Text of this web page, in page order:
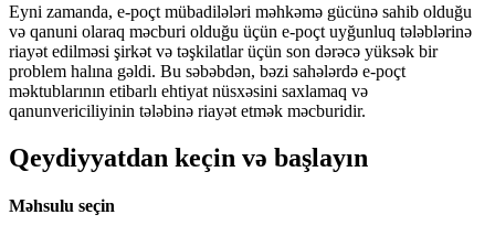
Eyni zamanda, e-poçt mübadilələri məhkəmə gücünə sahib olduğu
və qanuni olaraq məcburi olduğu üçün e-poçt uyğunluq tələblərinə
riayət edilməsi şirkət və təşkilatlar üçün son dərəcə yüksək bir
problem halına gəldi. Bu səbəbdən, bəzi sahələrdə e-poçt
məktublarının etibarlı ehtiyat nüsxəsini saxlamaq və
qanunvericiliyinin tələbinə riayət etmək məcburidir.
Qeydiyyatdan keçin və başlayın
Məhsulu seçin